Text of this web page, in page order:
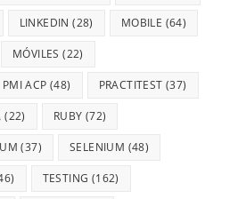
LINKEDIN (28) MOBILE (64)
MÓVILES (22)
PMI ACP (48) PRACTITEST (37)
(22) RUBY (72)
(37) SELENIUM (48)
TESTING (162)